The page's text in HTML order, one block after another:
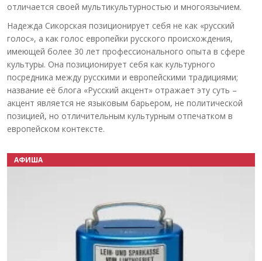
отличается своей мультикультурностью и многоязычием.
Надежда Сикорская позиционирует себя не как «русский
голос», а как голос европейки русского происхождения,
имеющей более 30 лет профессионального опыта в сфере
культуры. Она позиционирует себя как культурного
посредника между русскими и европейскими традициями;
название её блога «Русский акцент» отражает эту суть –
акцент является не языковым барьером, не политической
позицией, но отличительным культурным отпечатком в
европейском контексте.
АФИША